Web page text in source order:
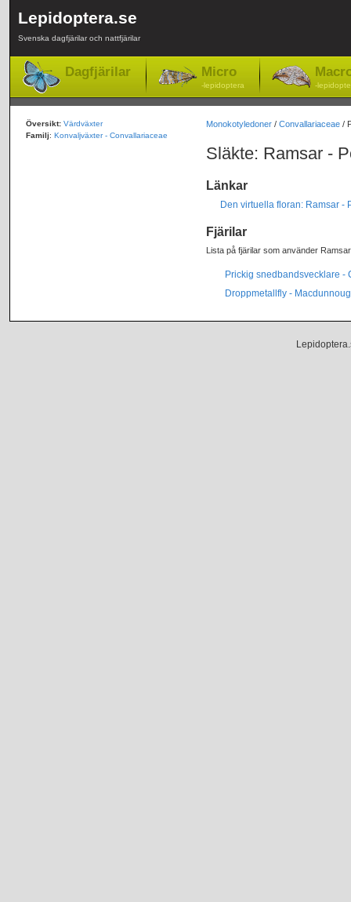
Lepidoptera.se
Svenska dagfjärilar och nattfjärilar
Dagfjärilar Micro
-lepidoptera -
Monokotyledoner/ Convallariaceae/
Släkte: Ramsar -
Länkar
Den virtuella floran: Ramsar -
Fjärilar
Lista på fjärilar som använder
Prickig snedbandsvecklare -
Droppmetallfly -
Översikt: Värdväxter
Familj: Konvaljväxter - Convallariaceae